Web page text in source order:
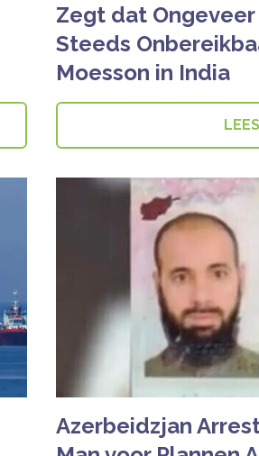
Zegt dat
Steeds
Moesson in India
Azerbeidzjan